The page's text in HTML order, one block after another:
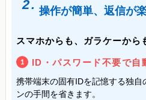
2. 操作が簡単、返信が
スマホからも、ガラケーから
1 ID・パスワード不要で自
携帯端末の固有IDを記憶する独自
ンの手間を省きます。